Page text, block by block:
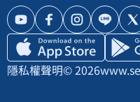
隱私權聲明© 2026